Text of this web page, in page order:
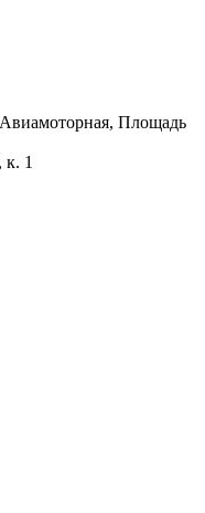
Площадь
1